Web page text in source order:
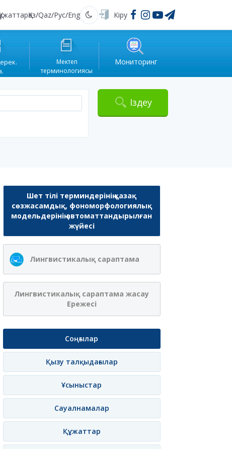
Қаз/Qaz/Рус/Eng Қараңғы Кіру
Мектеп
терминологиясы
Мониторинг
Іздеу
Ақжібек
Нұрланқызы Ахмет
Жазылу
Итеғұлова
Хабарлама Жазылу
Шет тілі терминдерінің қазақ
сөзжасамдық, фономорфологиялық
модельдерінің автоматтандырылған
жүйесі
Лингвистикалық сараптама
Лингвистикалық сараптама жасау
Ережесі
Соңғылар
Қызу талқыдағылар
Ұсыныстар
Сауалнамалар
Құжаттар